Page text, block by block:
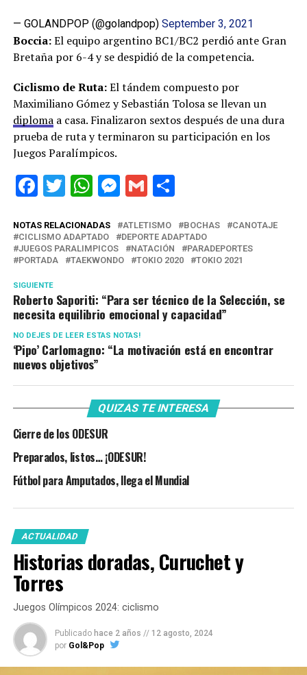
— GOLANDPOP (@golandpop) September 3, 2021
Boccia:El equipo argentino BC1/BC2 perdió ante Gran
Bretaña por 6-4 y se despidió de la competencia.
Ciclismo de Ruta:El tándem compuesto por
Maximiliano Gómez y Sebastián Tolosa se llevan un
diplomaa casa. Finalizaron sextos después de una dura
prueba de ruta y terminaron su participación en los
Juegos Paralímpicos.
Facebook
Twitter
WhatsApp
Messenger
GmailShare
NOTAS RELACIONADAS ATLETISMO BOCHAS
CANOTAJE
CICLISMO ADAPTADO
DEPORTE ADAPTADO
JUEGOS PARALIMPICOS
NATACIÓN
PARADEPORTES
PORTADA
TAEKWONDO TOKIO 2020 TOKIO 2021
SIGUIENTE
Roberto Saporiti: “Para ser técnico de la Selección, se
necesita equilibrio emocional y capacidad”
NO DEJES DE LEER ESTAS NOTAS!
‘Pipo’ Carlomagno: “La motivación está en encontrar
nuevos objetivos”
QUIZAS TE INTERESA
Cierre de los ODESUR
Preparados, listos… ¡ODESUR!
Fútbol para Amputados, llega el Mundial
ACTUALIDAD
Historias doradas, Curuchet y
Torres
Juegos Olímpicos 2024: ciclismo
Publicado hace 2 años // 12 agosto, 2024
por Gol&Pop